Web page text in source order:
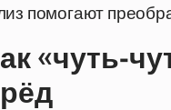
помогают
«чуть-